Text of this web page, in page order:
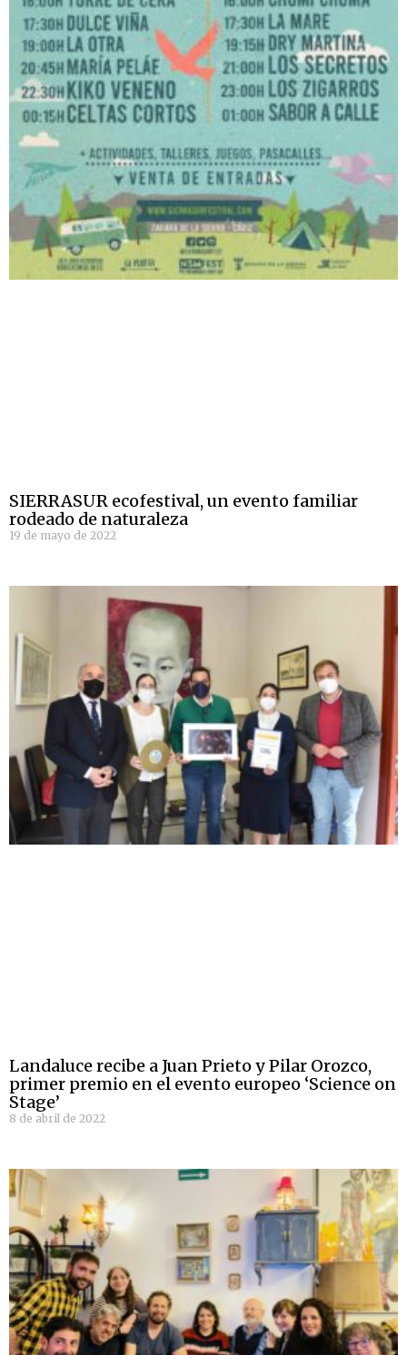
SIERRASUR ecofestival, un evento familiar
rodeado de naturaleza
19 de mayo de 2022
Landaluce recibe a Juan Prieto y Pilar Orozco,
primer premio en el evento europeo ‘Science on
Stage’
8 de abril de 2022